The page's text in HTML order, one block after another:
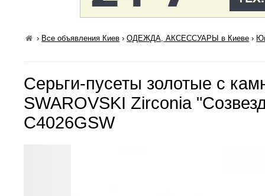
› Все объявления Киев ›ОДЕЖДА, АКСЕССУАРЫ в Киеве ›
Серьги-пусеты золотые с
SWAROVSKI Zirconia
С4026GSW